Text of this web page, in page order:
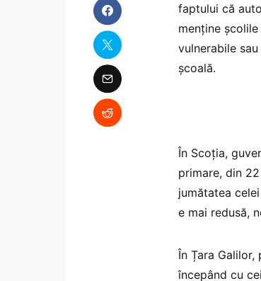
faptului că
menține
vulnerabile
școală.
În Scoția,
primare, din
jumătatea
e mai redusă,
În Țara
începând cu